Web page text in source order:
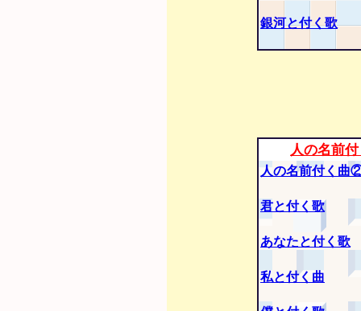
銀河と付く歌
人の名前
人の名前付く曲
君と付く歌
あなたと付く歌
私と付く曲